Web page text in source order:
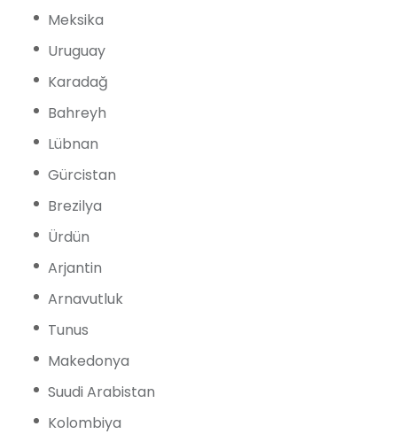
Meksika
Uruguay
Karadağ
Bahreyh
Lübnan
Gürcistan
Brezilya
Ürdün
Arjantin
Arnavutluk
Tunus
Makedonya
Suudi Arabistan
Kolombiya